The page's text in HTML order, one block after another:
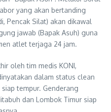
yang akan bertanding
Pencak Silat) akan dikawal
jawab (Bapak Asuh) guna
atlet terjaga 24 jam.
oleh tim medis KONI,
dalam status clean
tempur. Genderang
dan Lombok Timur siap